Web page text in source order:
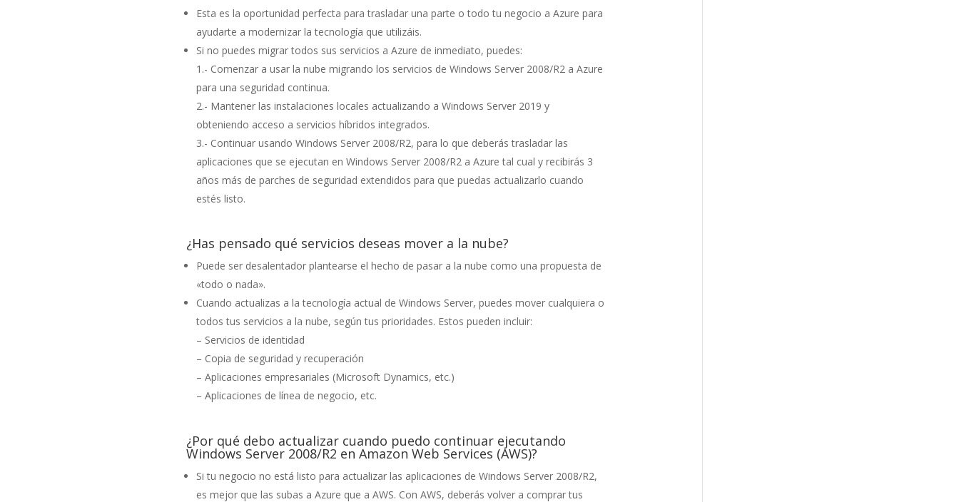
Esta es la oportunidad perfecta para trasladar una parte o todo tu negocio a Azure para
ayudarte a modernizar la tecnología que utilizáis.
Si no puedes migrar todos sus servicios a Azure de inmediato, puedes:
1.- Comenzar a usar la nube migrando los servicios de Windows Server 2008/R2 a Azure
para una seguridad continua.
2.- Mantener las instalaciones locales actualizando a Windows Server 2019 y
obteniendo acceso a servicios híbridos integrados.
3.- Continuar usando Windows Server 2008/R2, para lo que deberás trasladar las
aplicaciones que se ejecutan en Windows Server 2008/R2 a Azure tal cual y recibirás 3
años más de parches de seguridad extendidos para que puedas actualizarlo cuando
estés listo.
¿Has pensado qué servicios deseas mover a la nube?
Puede ser desalentador plantearse el hecho de pasar a la nube como una propuesta de
«todo o nada».
Cuando actualizas a la tecnología actual de Windows Server, puedes mover cualquiera o
todos tus servicios a la nube, según tus prioridades. Estos pueden incluir:
– Servicios de identidad
– Copia de seguridad y recuperación
– Aplicaciones empresariales (Microsoft Dynamics, etc.)
– Aplicaciones de línea de negocio, etc.
¿Por qué debo actualizar cuando puedo continuar ejecutando
Windows Server 2008/R2 en Amazon Web Services (AWS)?
Si tu negocio no está listo para actualizar las aplicaciones de Windows Server 2008/R2,
es mejor que las subas a Azure que a AWS. Con AWS, deberás volver a comprar tus